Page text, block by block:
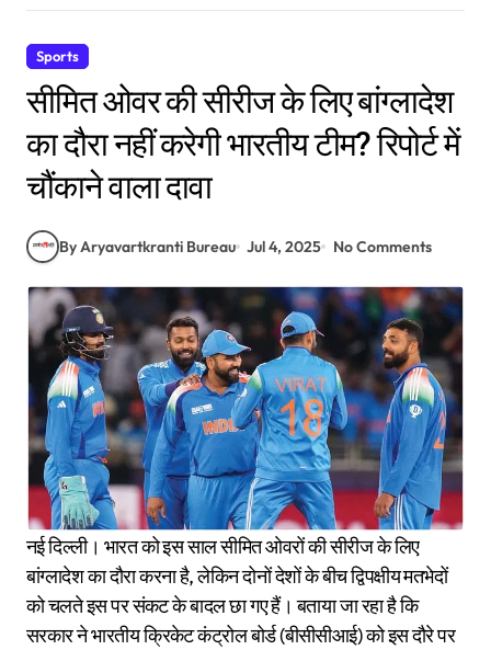
Sports
सीमित ओवर की सीरीज के लिए बांग्लादेश
का दौरा नहीं करेगी भारतीय टीम? रिपोर्ट में
चौंकाने वाला दावा
By Aryavartkranti Bureau Jul 4, 2025 No Comments
नई दिल्ली। भारत को इस साल सीमित ओवरों की सीरीज के लिए
बांग्लादेश का दौरा करना है, लेकिन दोनों देशों के बीच द्विपक्षीय मतभेदों
को चलते इस पर संकट के बादल छा गए हैं। बताया जा रहा है कि
सरकार ने भारतीय क्रिकेट कंट्रोल बोर्ड (बीसीसीआई) को इस दौरे पर